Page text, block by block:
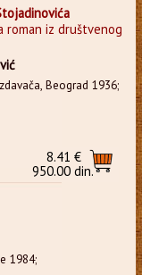
roman iz društvenog
Beograd 1936;
8.41 €
950.00 din.
1984;